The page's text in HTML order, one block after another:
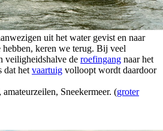
uit het water gevist en naar
hebben, keren we terug. Bij veel
veiligheidshalve de roefingang naar het
dat het vaartuig volloopt wordt daardoor
Sneekermeer. (groter